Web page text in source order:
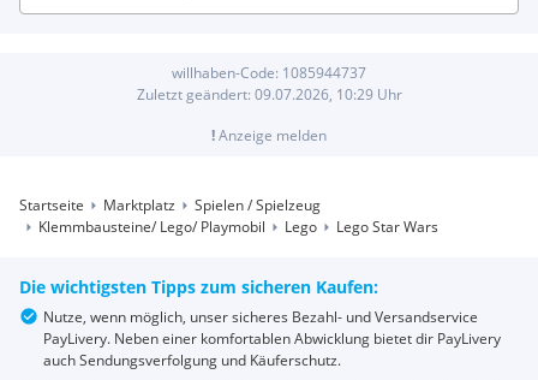
willhaben-Code: 1085944737
Zuletzt geändert: 09.07.2026, 10:29 Uhr
!Anzeige melden
Startseite Marktplatz
Spielen / Spielzeug
Klemmbausteine/ Lego/ Playmobil
Lego Lego Star Wars
Die wichtigsten Tipps zum sicheren Kaufen:
Nutze, wenn möglich, unser sicheres Bezahl- und Versandservice
PayLivery. Neben einer komfortablen Abwicklung bietet dir PayLivery
auch Sendungsverfolgung und Käuferschutz.